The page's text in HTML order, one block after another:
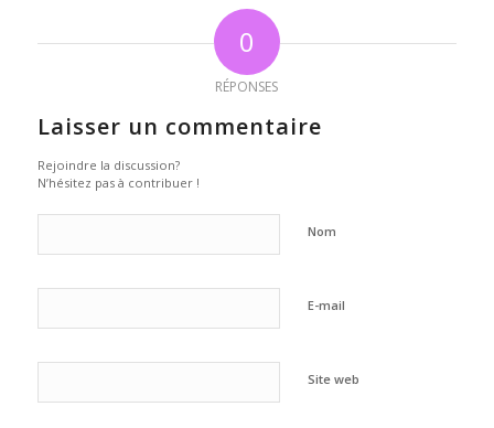
0
RÉPONSES
Laisser un commentaire
Rejoindre la discussion?
N’hésitez pas à contribuer !
Nom
E-mail
Site web